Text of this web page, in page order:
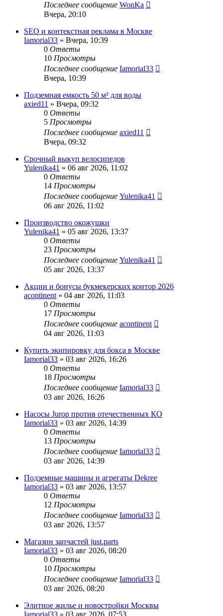
Последнее сообщение WonKa
Вчера, 20:10
SEO и контекстная реклама в Москве
Iamorial33 » Вчера, 10:39
0 Ответы
10 Просмотры
Последнее сообщение Iamorial33
Вчера, 10:39
Подземная емкость 50 м³ для воды
axied11 » Вчера, 09:32
0 Ответы
5 Просмотры
Последнее сообщение axied11
Вчера, 09:32
Срочный выкуп велосипедов
Yulenika41 » 06 авг 2026, 11:02
0 Ответы
14 Просмотры
Последнее сообщение Yulenika41
06 авг 2026, 11:02
Производство окожушки
Yulenika41 » 05 авг 2026, 13:37
0 Ответы
23 Просмотры
Последнее сообщение Yulenika41
05 авг 2026, 13:37
Акции и бонусы букмекерских контор 2026
acontinent » 04 авг 2026, 11:03
0 Ответы
17 Просмотры
Последнее сообщение acontinent
04 авг 2026, 11:03
Купить экипировку для бокса в Москве
Iamorial33 » 03 авг 2026, 16:26
0 Ответы
18 Просмотры
Последнее сообщение Iamorial33
03 авг 2026, 16:26
Насосы Jurop против отечественных КО
Iamorial33 » 03 авг 2026, 14:39
0 Ответы
13 Просмотры
Последнее сообщение Iamorial33
03 авг 2026, 14:39
Подземные машины и агрегаты Dekree
Iamorial33 » 03 авг 2026, 13:57
0 Ответы
12 Просмотры
Последнее сообщение Iamorial33
03 авг 2026, 13:57
Магазин запчастей just.parts
Iamorial33 » 03 авг 2026, 08:20
0 Ответы
10 Просмотры
Последнее сообщение Iamorial33
03 авг 2026, 08:20
Элитное жилье и новостройки Москвы
Iamorial33 » 03 авг 2026, 07:53